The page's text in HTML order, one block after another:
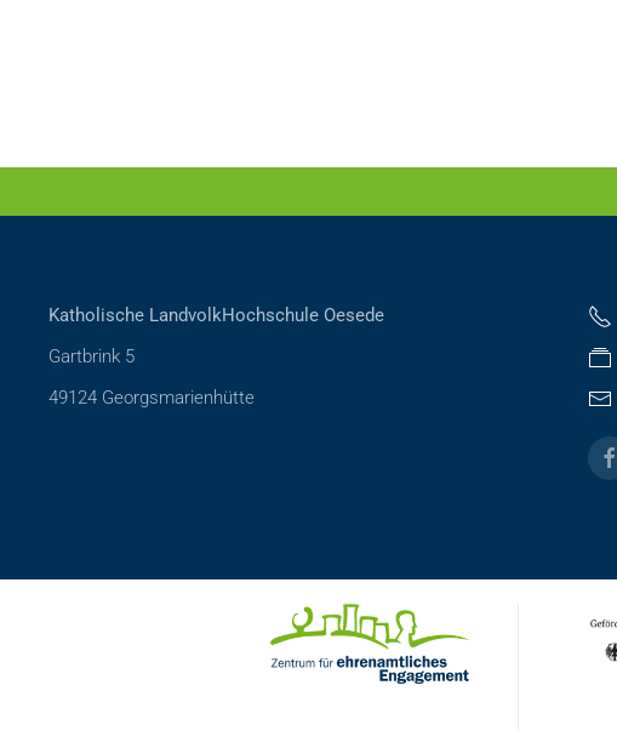
Katholische LandvolkHochschule Oesede
Gartbrink 5
49124 Georgsmarienhütte